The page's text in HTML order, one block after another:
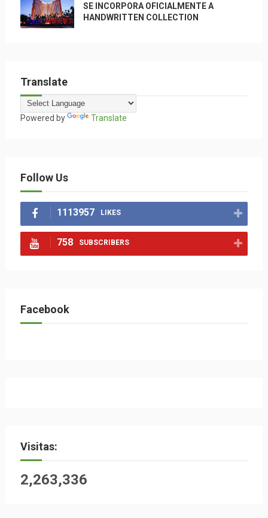
SE INCORPORA OFICIALMENTE A
HANDWRITTEN COLLECTION
Translate
Powered by Translate
Follow Us
1113957 LIKES
758 SUBSCRIBERS
Facebook
Visitas:
2,263,336